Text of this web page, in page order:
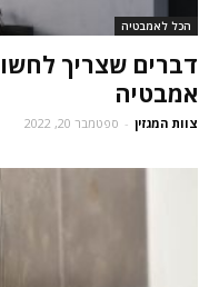
הכל לאמבטיה
דברים שצריך
אמבטיה
צוות המגזין - ספטמבר 20, 2022